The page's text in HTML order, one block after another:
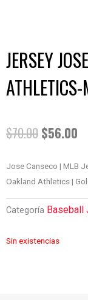
JERSEY
$70.00 EL
PRECIO
ERA:
$70.00.
$56.00
Jose Canseco | MLB
Oakland Athletics |
Categoría Baseball
Sin existencias